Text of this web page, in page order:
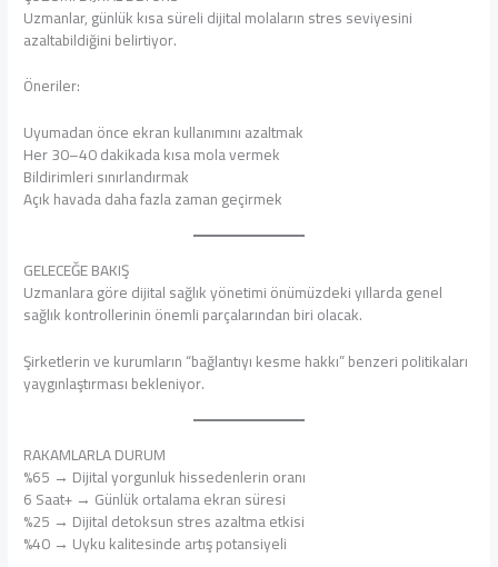
Uzmanlar, günlük kısa süreli dijital molaların stres seviyesini
azaltabildiğini belirtiyor.
Öneriler:
Uyumadan önce ekran kullanımını azaltmak
Her 30–40 dakikada kısa mola vermek
Bildirimleri sınırlandırmak
Açık havada daha fazla zaman geçirmek
GELECEĞE BAKIŞ
Uzmanlara göre dijital sağlık yönetimi önümüzdeki yıllarda genel
sağlık kontrollerinin önemli parçalarından biri olacak.
Şirketlerin ve kurumların “bağlantıyı kesme hakkı” benzeri politikaları
yaygınlaştırması bekleniyor.
RAKAMLARLA DURUM
%65 → Dijital yorgunluk hissedenlerin oranı
6 Saat+ → Günlük ortalama ekran süresi
%25 → Dijital detoksun stres azaltma etkisi
%40 → Uyku kalitesinde artış potansiyeli